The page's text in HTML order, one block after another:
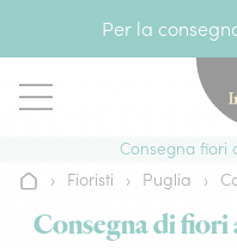
Per la
Consegna fiori
Home› Fioristi › Puglia ›
Consegna di